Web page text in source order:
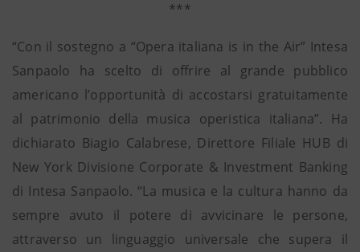
***
“Con il sostegno a “Opera italiana is in the Air” Intesa
Sanpaolo ha scelto di offrire al grande pubblico
americano l’opportunità di accostarsi gratuitamente
al patrimonio della musica operistica italiana”. Ha
dichiarato Biagio Calabrese, Direttore Filiale HUB di
New York Divisione Corporate & Investment Banking
di Intesa Sanpaolo. “La musica e la cultura hanno da
sempre avuto il potere di avvicinare le persone,
attraverso un linguaggio universale che supera il